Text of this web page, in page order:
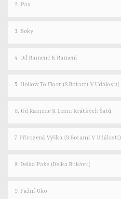
2. Pas
3. Boky
4. Od Ramene K Rameni
5. Hollow To Floor (s Botami V Události)
6. Od Ramene K Lemu Krátkých Šatů
7. Přirozená Výška (s Botami V Události)
8. Délka Paže (délka Rukávu)
9. Pažní Oko